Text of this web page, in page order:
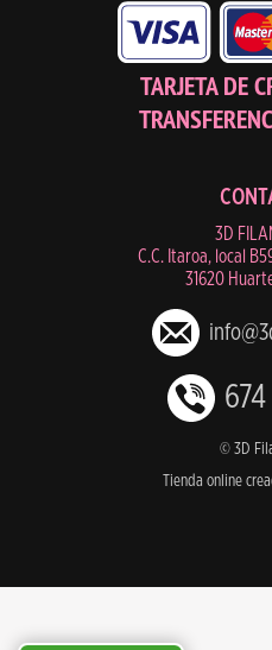
TARJETA DE
3D
C.C. Itaroa, local
31620
© 3D
Tienda online